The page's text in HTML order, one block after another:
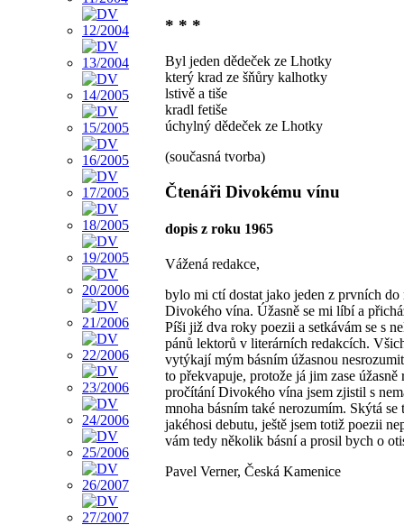
* * *
Byl jeden dědeček ze Lhotky
který krad ze šňůry kalhotky
lstivě a tiše
kradl fetiše
úchylný dědeček ze Lhotky
(současná tvorba)
Čtenáři Divokému vínu
dopis z roku 1965
Vážená redakce,
bylo mi ctí dostat jako jeden z prvních
Divokého vína. Úžasně se mi líbí a
Píši již dva roky poezii a setkávám se s
pánů lektorů v literárních redakcích.
vytýkají mým básním úžasnou
to překvapuje, protože já jim zase
pročítání Divokého vína jsem zjistil s
mnoha básním také nerozumím. Skýtá se
jakéhosi debutu, ještě jsem totiž poezii
vám tedy několik básní a prosil bych o
Pavel Verner, Česká Kamenice